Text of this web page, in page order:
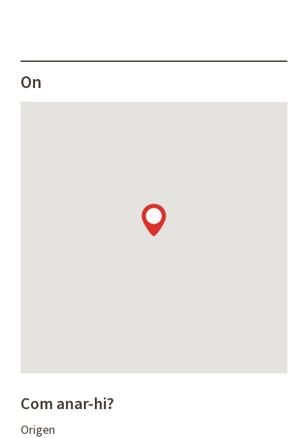
On
Com anar-hi?
O